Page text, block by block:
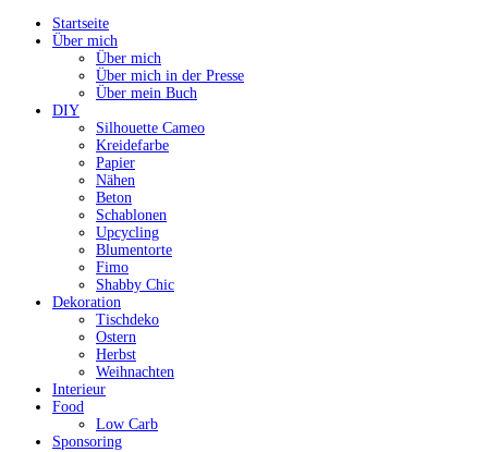
Startseite
Über mich
Über mich
Über mich in der Presse
Über mein Buch
DIY
Silhouette Cameo
Kreidefarbe
Papier
Nähen
Beton
Schablonen
Upcycling
Blumentorte
Fimo
Shabby Chic
Dekoration
Tischdeko
Ostern
Herbst
Weihnachten
Interieur
Food
Low Carb
Sponsoring